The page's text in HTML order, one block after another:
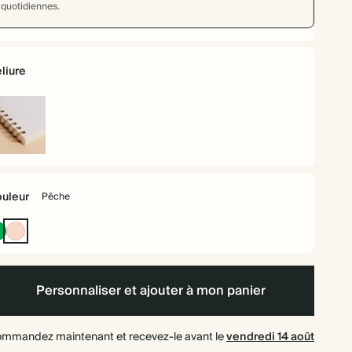
quotidiennes.
Pêche
Pêche
Personnaliser et ajouter à mon panier
maintenant et recevez-le avant levendredi 14 août